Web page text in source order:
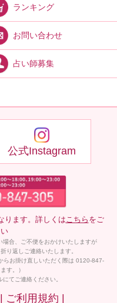
ランキング
お問い合わせ
占い師募集
公式Instagram
ります。詳しくは こちら をご
合、ご不便をおかけいたしますが
返しご連絡いたします。
らお掛け直しいただく際は 0120-847-
す。）
てご連絡ください。
ご利用規約 |